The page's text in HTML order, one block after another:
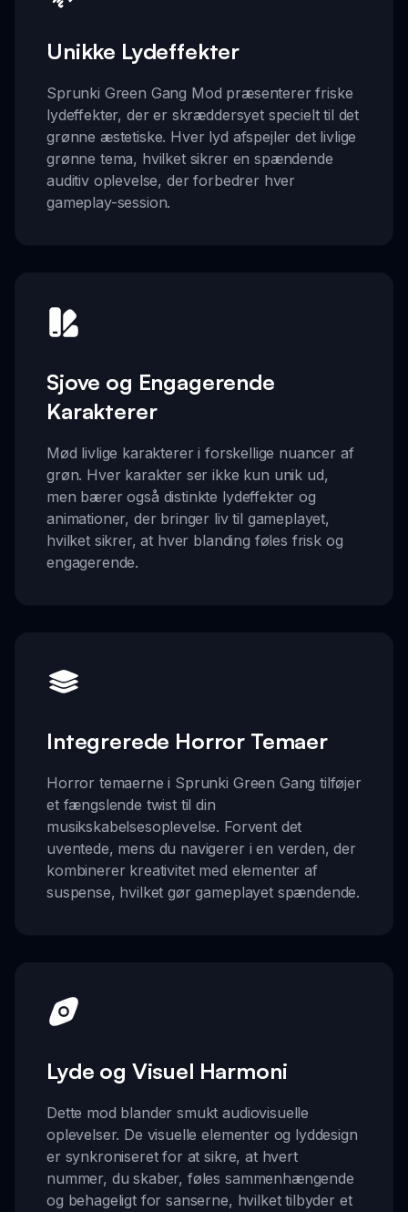
Unikke Lydeffekter
Sprunki Green Gang Mod præsenterer friske
lydeffekter, der er skræddersyet specielt til det
grønne æstetiske. Hver lyd afspejler det livlige
grønne tema, hvilket sikrer en spændende
auditiv oplevelse, der forbedrer hver
gameplay-session.
Sjove og Engagerende
Karakterer
Mød livlige karakterer i forskellige nuancer af
grøn. Hver karakter ser ikke kun unik ud,
men bærer også distinkte lydeffekter og
animationer, der bringer liv til gameplayet,
hvilket sikrer, at hver blanding føles frisk og
engagerende.
Integrerede Horror Temaer
Horror temaerne i Sprunki Green Gang tilføjer
et fængslende twist til din
musikskabelsesoplevelse. Forvent det
uventede, mens du navigerer i en verden, der
kombinerer kreativitet med elementer af
suspense, hvilket gør gameplayet spændende.
Lyde og Visuel Harmoni
Dette mod blander smukt audiovisuelle
oplevelser. De visuelle elementer og lyddesign
er synkroniseret for at sikre, at hvert
nummer, du skaber, føles sammenhængende
og behageligt for sanserne, hvilket tilbyder et